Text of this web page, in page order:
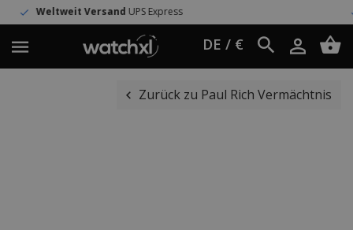
UPS Express >150.000
DE / €
Zurück zu Paul Rich Vermächtnis